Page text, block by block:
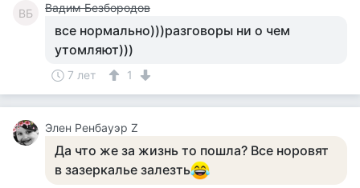
ВБ Вадим Безбородов
все нормально)))разговоры ни о чем
утомляют)))
7 лет 1
Элен Ренбауэр Z
Да что же за жизнь то пошла? Все норовят
в зазеркалье залезть